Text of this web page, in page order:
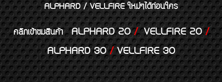
ALPHARD / VELLFIRE ใหม่ๆได้ก่อนใคร
คลิกเข้าชมสินค้า ALPHARD 20/VELLFIRE 20/
ALPHARD 30/VELLFIRE 30